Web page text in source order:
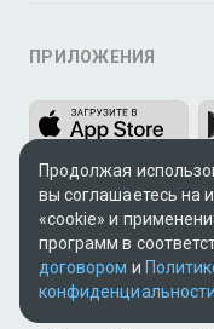
ПРИЛОЖЕНИЯ
МЫ В СОЦСЕТЯХ
Продолжая
вы соглашаетесь на
«cookie» и
программ в
договором и
конфиденциальности